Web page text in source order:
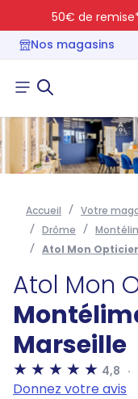
50€ de remise* :
Nos magasins
Accueil Votre
Drôme
Atol Mon
Atol Mon
Marseille
4,8
Donnez votre avis